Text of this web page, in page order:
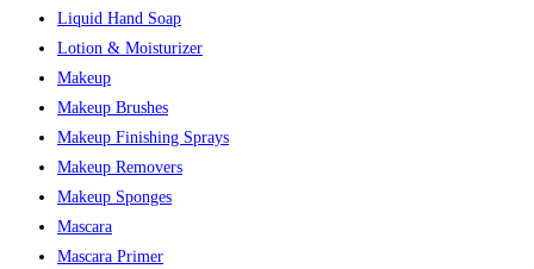
Liquid Hand Soap
Lotion & Moisturizer
Makeup
Makeup Brushes
Makeup Finishing Sprays
Makeup Removers
Makeup Sponges
Mascara
Mascara Primer